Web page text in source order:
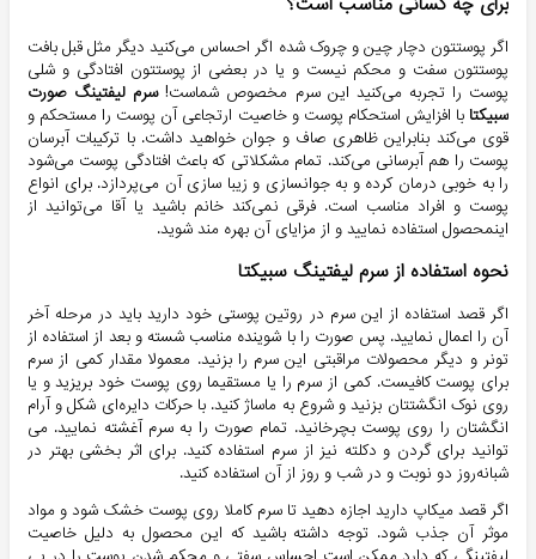
اگر پوستتون دچار چین و چروک شده اگر احساس می‌کنید دیگر مثل قبل بافت
پوستتون سفت و محکم نیست و یا در بعضی از پوستتون افتادگی و شلی
پوست را تجربه می‌کنید این سرم مخصوص شماست!سرم لیفتینگ صورت
سبیکتا با افزایش استحکام پوست و خاصیت ارتجاعی آن پوست را مستحکم و
قوی می‌کند بنابراین ظاهری صاف و جوان خواهید داشت. با ترکیبات آبرسان
پوست را هم آبرسانی می‌کند. تمام مشکلاتی که باعث افتادگی پوست می‌شود
را به خوبی درمان کرده و به جوانسازی و زیبا سازی آن می‌پردازد. برای انواع
پوست و افراد مناسب است. فرقی نمی‌کند خانم باشید یا آقا می‌توانید از
اینمحصول استفاده نمایید و از مزایای آن بهره مند شوید.
نحوه استفاده از سرم لیفتینگ سبیکتا
اگر قصد استفاده از این سرم در روتین پوستی خود دارید باید در مرحله آخر
آن را اعمال نمایید. پس صورت را با شوینده مناسب شسته و بعد از استفاده از
تونر و دیگر محصولات مراقبتی این سرم را بزنید. معمولا مقدار کمی از سرم
برای پوست کافیست. کمی از سرم را یا مستقیما روی پوست خود بریزید و یا
روی نوک انگشتتان بزنید و شروع به ماساژ کنید. با حرکات دایره‌ای شکل و آرام
انگشتان را روی پوست بچرخانید. تمام صورت را به سرم آغشته نمایید. می
توانید برای گردن و دکلته نیز از سرم استفاده کنید. برای اثر بخشی بهتر در
شبانه‌روز دو نوبت و در شب و روز از آن استفاده کنید.
اگر قصد میکاپ دارید اجازه دهید تا سرم کاملا روی پوست خشک شود و مواد
موثر آن جذب شود. توجه داشته باشید که این محصول به دلیل خاصیت